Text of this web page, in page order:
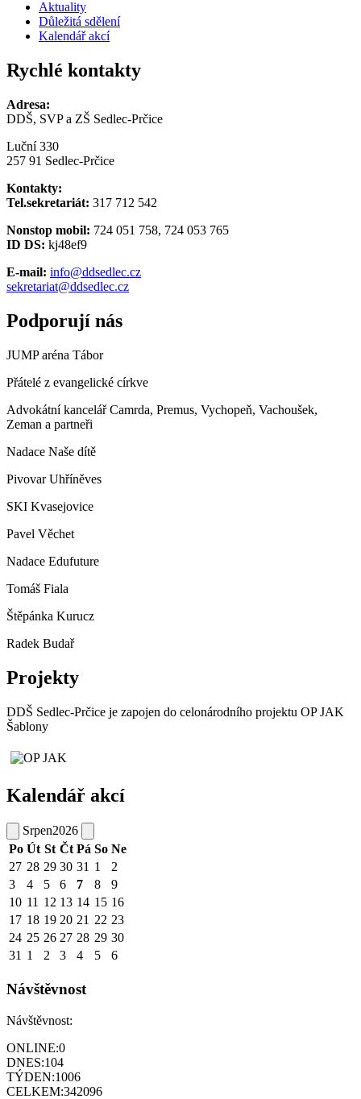
Aktuality
Důležitá sdělení
Kalendář akcí
Rychlé kontakty
Adresa:
DDŠ, SVP a ZŠ Sedlec-Prčice
Luční 330
257 91 Sedlec-Prčice
Kontakty:
Tel.sekretariát: 317 712 542
Nonstop mobil: 724 051 758, 724 053 765
ID DS: kj48ef9
E-mail: info@ddsedlec.cz
sekretariat@ddsedlec.cz
Podporují nás
JUMP aréna Tábor
Přátelé z evangelické církve
Advokátní kancelář Camrda, Premus, Vychopeň, Vachoušek,
Zeman a partneři
Nadace Naše dítě
Pivovar Uhříněves
SKI Kvasejovice
Pavel Věchet
Nadace Edufuture
Tomáš Fiala
Štěpánka Kurucz
Radek Budař
Projekty
DDŠ Sedlec-Prčice je zapojen do celonárodního projektu OP JAK
Šablony
Kalendář akcí
Srpen2026
Po Út St Čt Pá So Ne
27 28 29 30 31 1
2
3
4 5 6 7 8
9
10 11 12 13 14 15 16
17 18 19 20 21 22 23
24 25 26 27 28 29 30
31 1 2 3 4 5 6
Návštěvnost
Návštěvnost:
ONLINE:0
DNES:104
TÝDEN:1006
CELKEM:342096